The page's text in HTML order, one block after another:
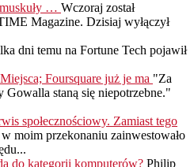
… Wczoraj został
Magazine. Dzisiaj wyłączył
dni temu na Fortune Tech pojawił
Foursquare już je ma "Za
Gowalla staną się niepotrzebne."
społecznościowy. Zamiast tego
moim przekonaniu zainwestowało
do kategorii komputerów? Philip